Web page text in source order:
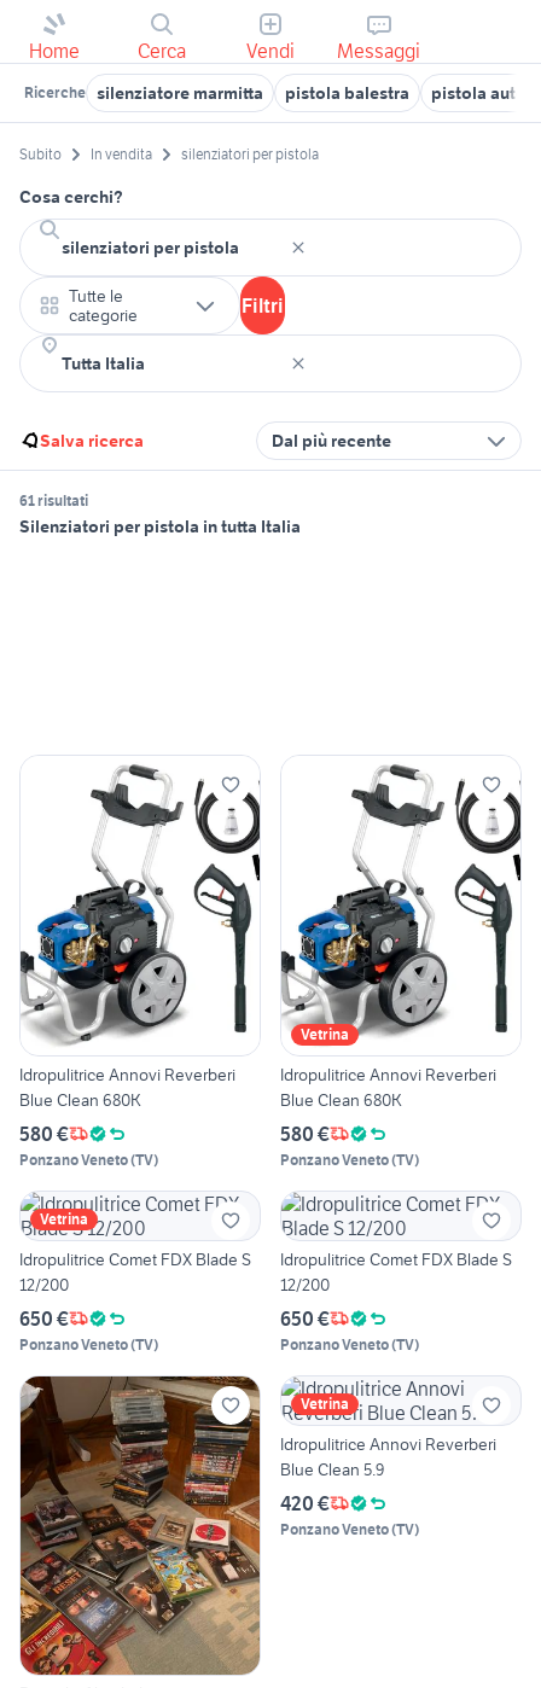
Home Cerca Vendi Messaggi
Ricerche silenziatore marmitta pistola balestra pistola auto
Subito In vendita silenziatori per pistola
Cosa cerchi?
Tutte le
categorie
Filtri
Salva ricerca Dal più recente
61 risultati
Silenziatori per pistola in tutta Italia
Idropulitrice Annovi Reverberi
Blue Clean 680K
580 €
Ponzano Veneto(TV)
Vetrina
Idropulitrice Annovi Reverberi
Blue Clean 680K
580 €
Ponzano Veneto(TV)
Vetrina
Idropulitrice Comet FDX Blade S
12/200
650 €
Ponzano Veneto(TV)
Idropulitrice Comet FDX Blade S
12/200
650 €
Ponzano Veneto(TV)
Vetrina
Idropulitrice Annovi Reverberi
Blue Clean 5.9
420 €
Ponzano Veneto(TV)